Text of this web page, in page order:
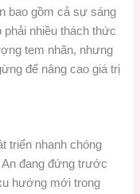
bao gồm cả sự sáng
nhiều thách thức
tem nhãn, nhưng
để nâng cao giá trị
triển nhanh chóng
An đang đứng trước
hướng mới trong